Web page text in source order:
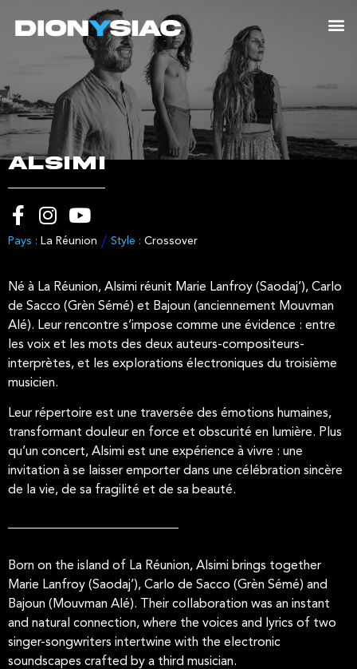
ALSIMI
Pays : La Réunion Style : Crossover
Né à La Réunion, Alsimi réunit Marie Lanfroy (Saodaj’), Carlo
de Sacco (Grèn Sémé) et Bajoun (anciennement Mouvman
Alé). Leur rencontre s’impose comme une évidence : entre
les voix et les mots des deux auteurs-compositeurs-
interprètes, et les explorations électroniques du troisième
musicien.
Leur répertoire est une traversée des émotions humaines,
transformant douleur en force et obscurité en lumière. Plus
qu’un concert, Alsimi est une expérience à vivre : une
invitation à se laisser emporter dans une célébration sincère
de la vie, de sa fragilité et de sa beauté.
Born on the island of La Réunion, Alsimi brings together
Marie Lanfroy (Saodaj’), Carlo de Sacco (Grèn Sémé) and
Bajoun (Mouvman Alé). Their collaboration was an instant
and natural connection, where the voices and lyrics of two
singer-songwriters intertwine with the electronic
soundscapes crafted by a third musician.